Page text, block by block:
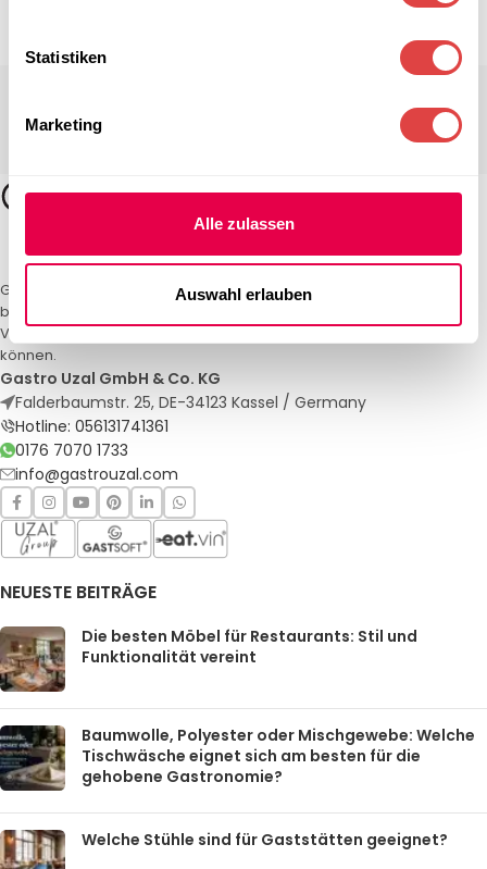
Statistiken
Marketing
Alle zulassen
Auswahl erlauben
Gastro Uzal – Ihr Spezialist für Gastronomiemöbel und -textilien. Wir
bieten maßgeschneiderte Lösungen für Restaurants, Hotels und
Veranstaltungen. Qualität und Service, auf die Sie sich verlassen
können.
Gastro Uzal GmbH & Co. KG
Falderbaumstr. 25, DE-34123 Kassel / Germany
Hotline: 056131741361
0176 7070 1733
info@gastrouzal.com
NEUESTE BEITRÄGE
Die besten Möbel für Restaurants: Stil und
Funktionalität vereint
Baumwolle, Polyester oder Mischgewebe: Welche
Tischwäsche eignet sich am besten für die
gehobene Gastronomie?
Welche Stühle sind für Gaststätten geeignet?